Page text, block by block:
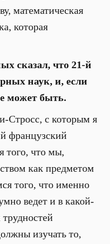
математическая
которая
сказал, что 21-й
наук, и, если
может быть.
Стросс, с которым я
французский
того, что мы,
как предметом
того, что именно
ведет и в какой-
трудностей
изучать то,